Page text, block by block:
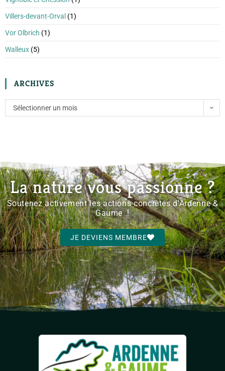
Villers-devant-Orval (1)
Vor Olbrich (1)
Walleux (5)
ARCHIVES
Sélectionner un mois
La nature vous passionne ?
Soutenez activement les actions concrètes d'Ardenne &
Gaume !
JE DEVIENS MEMBRE